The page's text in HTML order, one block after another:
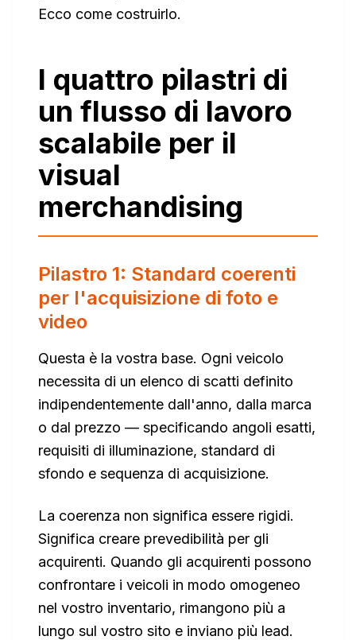
Ecco come costruirlo.
I quattro pilastri di
un flusso di lavoro
scalabile per il
visual
merchandising
Pilastro 1: Standard coerenti
per l'acquisizione di foto e
video
Questa è la vostra base. Ogni veicolo
necessita di un elenco di scatti definito
indipendentemente dall'anno, dalla marca
o dal prezzo — specificando angoli esatti,
requisiti di illuminazione, standard di
sfondo e sequenza di acquisizione.
La coerenza non significa essere rigidi.
Significa creare prevedibilità per gli
acquirenti. Quando gli acquirenti possono
confrontare i veicoli in modo omogeneo
nel vostro inventario, rimangono più a
lungo sul vostro sito e inviano più lead.